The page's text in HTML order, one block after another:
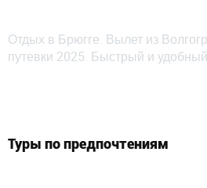
Отдых в Брюгге. Вылет из
путевки 2025. Быстрый и
Туры по предпочтениям